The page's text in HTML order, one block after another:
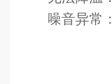
噪音异常‌